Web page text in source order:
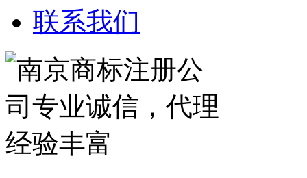
联系我们